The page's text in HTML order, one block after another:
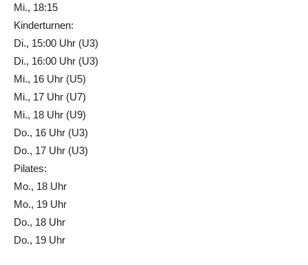
Mi., 18:15
Kinderturnen:
Di., 15:00 Uhr (U3)
Di., 16:00 Uhr (U3)
Mi., 16 Uhr (U5)
Mi., 17 Uhr (U7)
Mi., 18 Uhr (U9)
Do., 16 Uhr (U3)
Do., 17 Uhr (U3)
Pilates:
Mo., 18 Uhr
Mo., 19 Uhr
Do., 18 Uhr
Do., 19 Uhr